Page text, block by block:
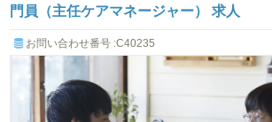
門員（主任ケアマネージャー） 求人
お問い合わせ番号 :C40235